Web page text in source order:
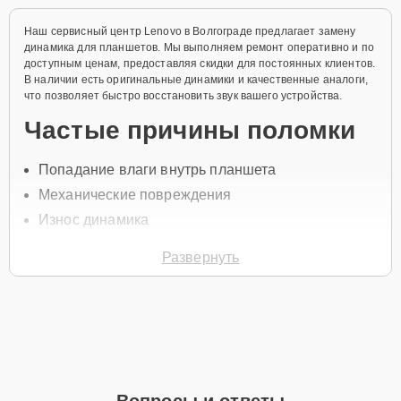
Наш сервисный центр Lenovo в Волгограде предлагает замену
динамика для планшетов. Мы выполняем ремонт оперативно и по
доступным ценам, предоставляя скидки для постоянных клиентов.
В наличии есть оригинальные динамики и качественные аналоги,
что позволяет быстро восстановить звук вашего устройства.
Частые причины поломки
Попадание влаги внутрь планшета
Механические повреждения
Износ динамика
Засорение пылью и грязью
Развернуть